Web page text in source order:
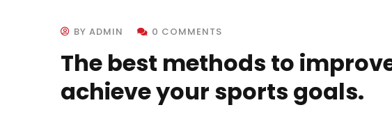
BY ADMIN 0 COMMENTS
The best methods to
achieve your sports goals.